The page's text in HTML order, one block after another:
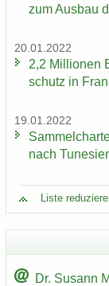
zum Aus­bau
20.01.2022
2,2 Mil­lio­nen
schutz in
19.01.2022
nach
Liste
Dr. Su­sann